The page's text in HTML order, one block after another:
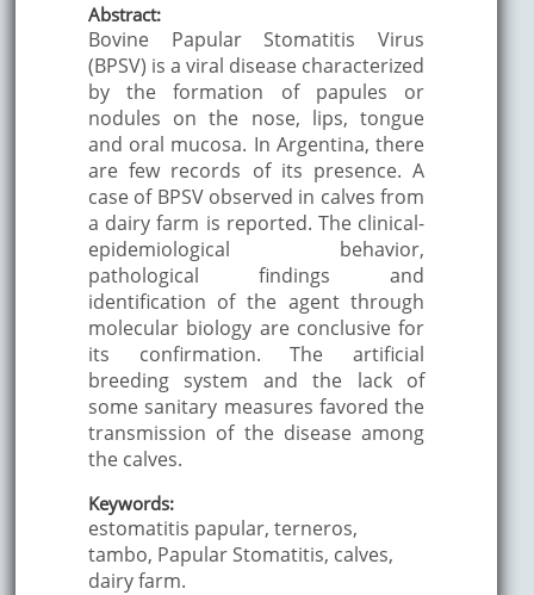
Abstract:
Bovine Papular Stomatitis Virus
(BPSV) is a viral disease characterized
by the formation of papules or
nodules on the nose, lips, tongue
and oral mucosa. In Argentina, there
are few records of its presence. A
case of BPSV observed in calves from
a dairy farm is reported. The clinical-
epidemiological behavior,
pathological findings and
identification of the agent through
molecular biology are conclusive for
its confirmation. The artificial
breeding system and the lack of
some sanitary measures favored the
transmission of the disease among
the calves.
Keywords:
estomatitis papular, terneros,
tambo, Papular Stomatitis, calves,
dairy farm.